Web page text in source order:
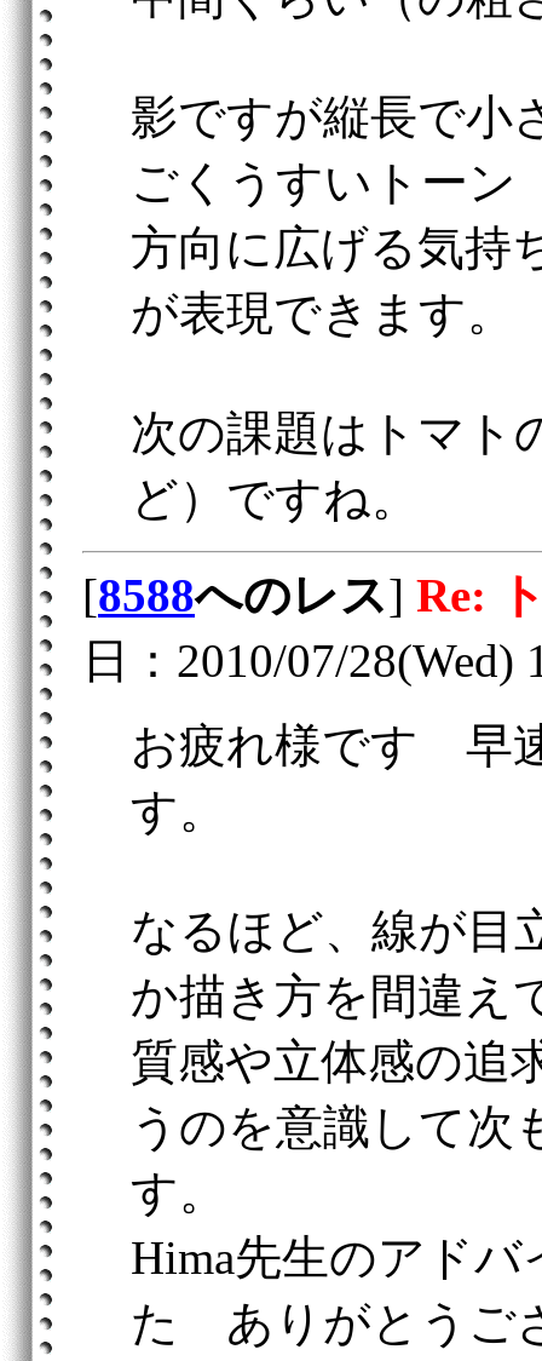
影ですが縦長で小
ごくうすいトーン
方向に広げる気持
が表現できます。
次の課題はトマト
ど）ですね。
[8588へのレス] Re:
日：2010/07/28(Wed)
お疲れ様です 早
す。
なるほど、線が目
か描き方を間違
質感や立体感の追
うのを意識して次
す。
Hima先生のアド
た ありがとうご